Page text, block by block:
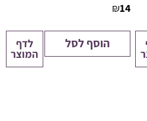
14
₪
הוסף לסל לדף
המוצר